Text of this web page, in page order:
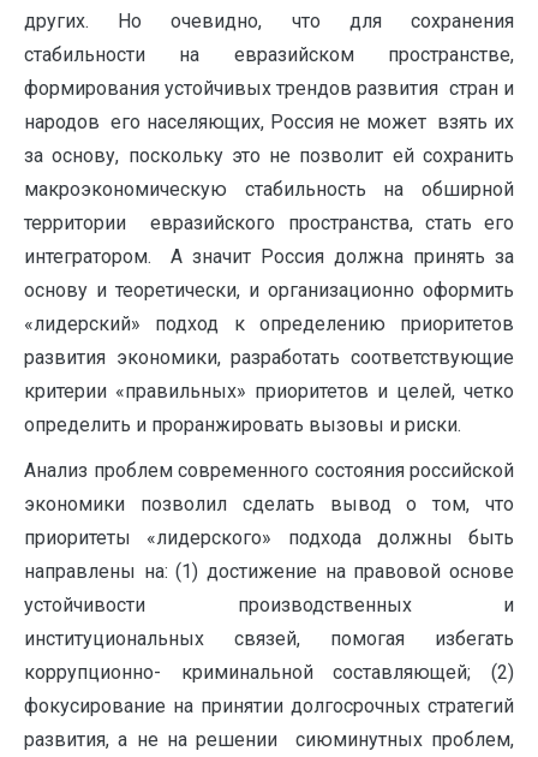
других. Но очевидно, что для сохранения
стабильности на евразийском пространстве,
формирования устойчивых трендов развития стран и
народов его населяющих, Россия не может взять их
за основу, поскольку это не позволит ей сохранить
макроэкономическую стабильность на обширной
территории евразийского пространства, стать его
интегратором. А значит Россия должна принять за
основу и теоретически, и организационно оформить
«лидерский» подход к определению приоритетов
развития экономики, разработать соответствующие
критерии «правильных» приоритетов и целей, четко
определить и проранжировать вызовы и риски.
Анализ проблем современного состояния российской
экономики позволил сделать вывод о том, что
приоритеты «лидерского» подхода должны быть
направлены на: (1) достижение на правовой основе
устойчивости производственных и
институциональных связей, помогая избегать
коррупционно- криминальной составляющей; (2)
фокусирование на принятии долгосрочных стратегий
развития, а не на решении сиюминутных проблем,